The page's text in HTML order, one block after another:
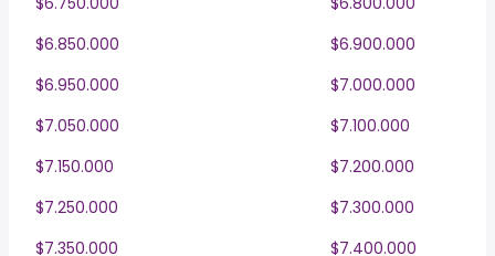
$6.850.000
$6.900.000
$6.950.000
$7.000.000
$7.050.000
$7.100.000
$7.150.000
$7.200.000
$7.250.000
$7.300.000
$7.350.000
$7.400.000